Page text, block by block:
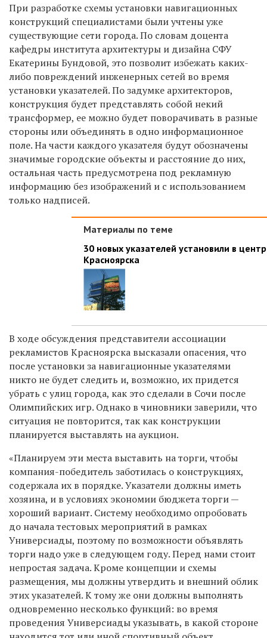
При разработке схемы установки навигационных
конструкций специалистами были учтены уже
существующие сети города. По словам доцента
кафедры института архитектуры и дизайна СФУ
Екатерины Бундовой, это позволит избежать каких-
либо повреждений инженерных сетей во время
установки указателей. По задумке архитекторов,
конструкция будет представлять собой некий
трансформер, ее можно будет поворачивать в разные
стороны или объединять в одно информационное
поле. На части каждого указателя будут обозначены
значимые городские объекты и расстояние до них,
остальная часть предусмотрена под рекламную
информацию без изображений и с использованием
только надписей.
Материалы по теме
30 новых указателей установили в
Красноярска
В ходе обсуждения представители ассоциации
рекламистов Красноярска высказали опасения, что
после установки за навигационные указателями
никто не будет следить и, возможно, их придется
убрать с улиц города, как это сделали в Сочи после
Олимпийских игр. Однако в чиновники заверили, что
ситуация не повторится, так как конструкции
планируется выставлять на аукцион.
«Планируем эти места выставить на торги, чтобы
компания-победитель заботилась о конструкциях,
содержала их в порядке. Указатели должны иметь
хозяина, и в условиях экономии бюджета торги —
хороший вариант. Систему необходимо опробовать
до начала тестовых мероприятий в рамках
Универсиады, поэтому по возможности объявлять
торги надо уже в следующем году. Перед нами стоит
непростая задача. Кроме концепции и схемы
размещения, мы должны утвердить и внешний облик
этих указателей. К тому же они должны выполнять
одновременно несколько функций: во время
проведения Универсиады указывать, в какой стороне